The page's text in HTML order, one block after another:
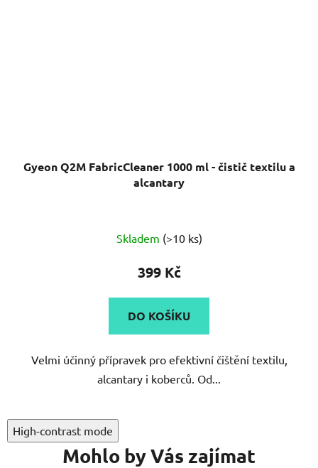
Gyeon Q2M FabricCleaner 1000 ml - čistič textilu a
alcantary
Skladem (>10 ks)
399 Kč
DO KOŠÍKU
Velmi účinný přípravek pro efektivní čištění textilu,
alcantary i koberců. Od...
High-contrast mode
Mohlo by Vás zajímat